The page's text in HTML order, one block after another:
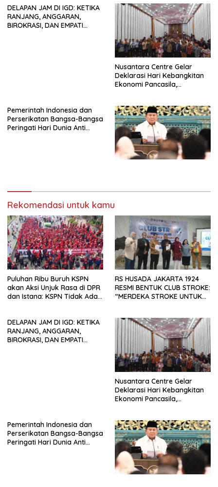
Siapapun
DELAPAN JAM DI IGD: KETIKA
RANJANG, ANGGARAN,
BIROKRASI, DAN EMPATI
Nusantara Centre Gelar
Deklarasi Hari Kebangkitan
Ekonomi Pancasila,
Penjajahan (Pergolakan
Ekonomi Politik Indonesia) &
Simposium Nasional “Urgensi
Undang-Undang
Perekonomian Nasional dan
Kesejahteraan Sosial dalam
Pemerintah Indonesia dan
Perserikatan Bangsa-Bangsa
Peringati Hari Dunia Anti
Rekomendasi untuk kamu
Puluhan Ribu Buruh KSPN
akan Aksi Unjuk Rasa di DPR
dan Istana: KSPN Tidak Ada
Siapapun
RS HUSADA JAKARTA 1924
RESMI BENTUK CLUB STROKE:
“MERDEKA STROKE UNTUK
DELAPAN JAM DI IGD: KETIKA
RANJANG, ANGGARAN,
BIROKRASI, DAN EMPATI
Nusantara Centre Gelar
Deklarasi Hari Kebangkitan
Ekonomi Pancasila,
Penjajahan (Pergolakan
Ekonomi Politik Indonesia) &
Simposium Nasional “Urgensi
Undang-Undang
Perekonomian Nasional dan
Kesejahteraan Sosial dalam
Pemerintah Indonesia dan
Perserikatan Bangsa-Bangsa
Peringati Hari Dunia Anti